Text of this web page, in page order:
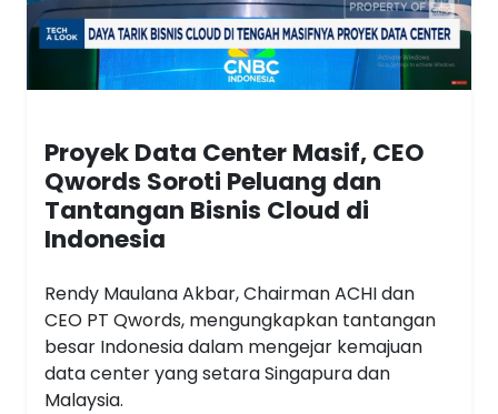
Proyek Data Center Masif, CEO
Qwords Soroti Peluang dan
Tantangan Bisnis Cloud di
Indonesia
Rendy Maulana Akbar, Chairman ACHI dan
CEO PT Qwords, mengungkapkan tantangan
besar Indonesia dalam mengejar kemajuan
data center yang setara Singapura dan
Malaysia.